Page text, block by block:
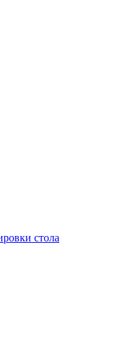
стола